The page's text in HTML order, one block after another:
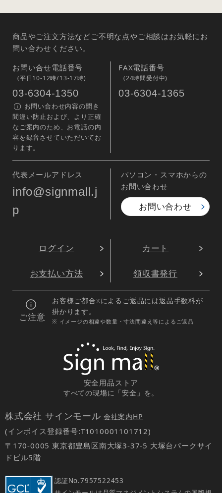
商品やご注文方法などご不明な点やご相談はお気軽にお
問い合わせください。
お問い合せ電話番号
(平日10-12時/13-17時)
03-6304-1350
お問い合わせ内容の聞き
間違い防止および、より正確
なご案内のため、お電話の内
容を録音させていただいてお
ります。
FAX電話番号
(24時間受付中)
03-6304-1365
代表メールアドレス
info@signmall.j
p
パソコン・スマホからの
お問い合わせ
お問い合わせ
ログイン カート
お支払い方法 領収書発行
ご注意
お客様ご都合※によるご返品には返品手数料が
掛かります。
※ イメージの相違や数量・寸法間違え等によるご返品
安全用品ストア
すべての現場に「安全」を。
株式会社 サインモール 会社案内HP
(インボイス登録番号:T1010001101712)
〒170-0005 東京都豊島区南大塚3-37-5 大塚台パークサイ
ドビル5階
認証No.7957522453